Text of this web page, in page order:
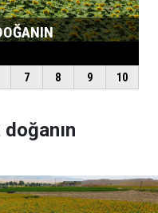
doğanın